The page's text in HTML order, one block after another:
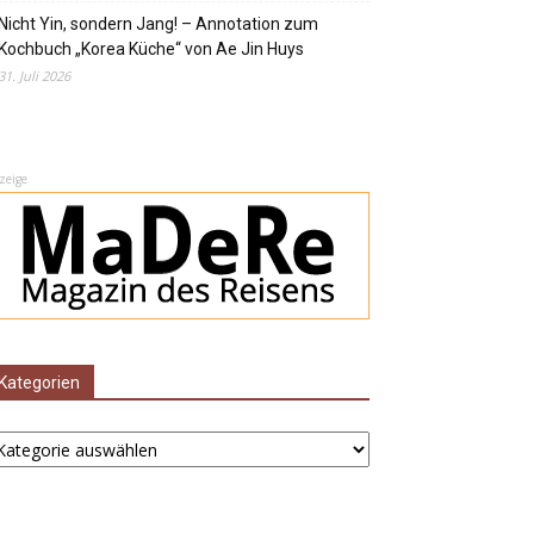
Yin, sondern Jang! – Annotation zum
„Korea Küche“ von Ae Jin Huys
Juli 2026